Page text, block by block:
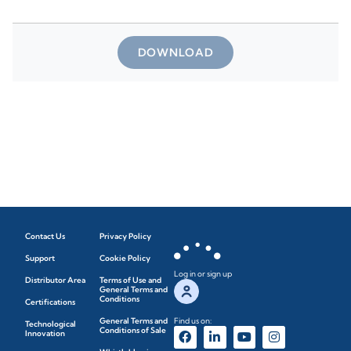
DOWNLOAD
Contact Us
Support
Distributor Area
Certifications
Technological
Innovation
Privacy Policy
Cookie Policy
Terms of Use and
General Terms and
Conditions
General Terms and
Conditions of Sale
Log in or sign up
Find us on: